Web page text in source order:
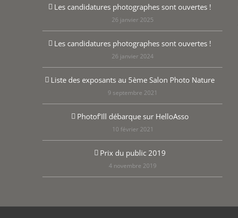
Les candidatures photographes sont ouvertes !
26 janvier 2025
Les candidatures photographes sont ouvertes !
26 janvier 2024
Liste des exposants au 5ème Salon Photo Nature
9 septembre 2021
Photof’Ill débarque sur HelloAsso
10 février 2021
Prix du public 2019
4 novembre 2019